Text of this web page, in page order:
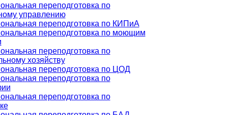
переподготовка по
управлению
переподготовка по КИПиА
переподготовка по моющим
переподготовка по
хозяйству
переподготовка по ЦОД
переподготовка по
переподготовка по